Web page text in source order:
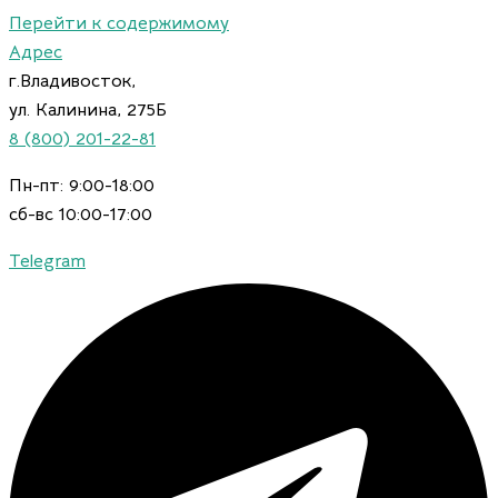
Перейти к содержимому
Адрес
г.Владивосток,
ул. Калинина, 275Б
8 (800) 201-22-81
Пн-пт: 9:00-18:00
сб-вс 10:00-17:00
Telegram